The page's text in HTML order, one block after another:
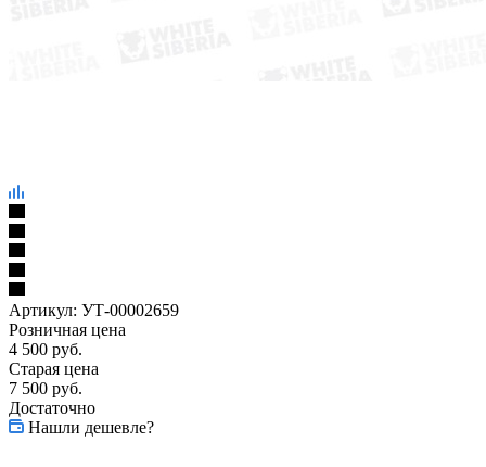
Артикул: УТ-00002659
Розничная цена
4 500 руб.
Старая цена
7 500 руб.
Достаточно
Нашли дешевле?